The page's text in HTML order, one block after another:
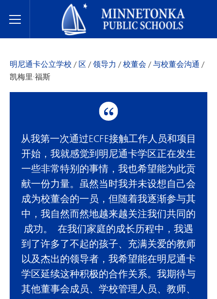
Toggle Menu
明尼通卡公立学校
明尼通卡公立学校 / 区/领导力 /校董会 /与校董会沟通 /
凯梅里·福斯
从我第一次通过ECFE接触工作人员和项目
开始，我就感觉到明尼通卡学区正在发生
一些非常特别的事情，我也希望能为此贡
献一份力量。虽然当时我并未设想自己会
成为校董会的一员，但随着我逐渐参与其
中，我自然而然地越来越关注我们共同的
成功。 在我们家庭的成长历程中，我遇
到了许多了不起的孩子、充满关爱的教师
以及杰出的领导者，我希望能在明尼通卡
学区延续这种积极的合作关系。我期待与
其他董事会成员、学校管理人员、教师、